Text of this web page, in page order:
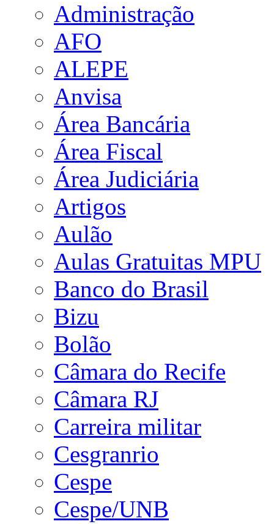
Administração
AFO
ALEPE
Anvisa
Área Bancária
Área Fiscal
Área Judiciária
Artigos
Aulão
Aulas Gratuitas MPU
Banco do Brasil
Bizu
Bolão
Câmara do Recife
Câmara RJ
Carreira militar
Cesgranrio
Cespe
Cespe/UNB